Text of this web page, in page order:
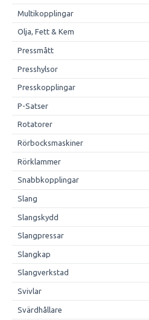
Multikopplingar
Olja, Fett & Kem
Pressmått
Presshylsor
Presskopplingar
P-Satser
Rotatorer
Rörbocksmaskiner
Rörklammer
Snabbkopplingar
Slang
Slangskydd
Slangpressar
Slangkap
Slangverkstad
Svivlar
Svärdhållare